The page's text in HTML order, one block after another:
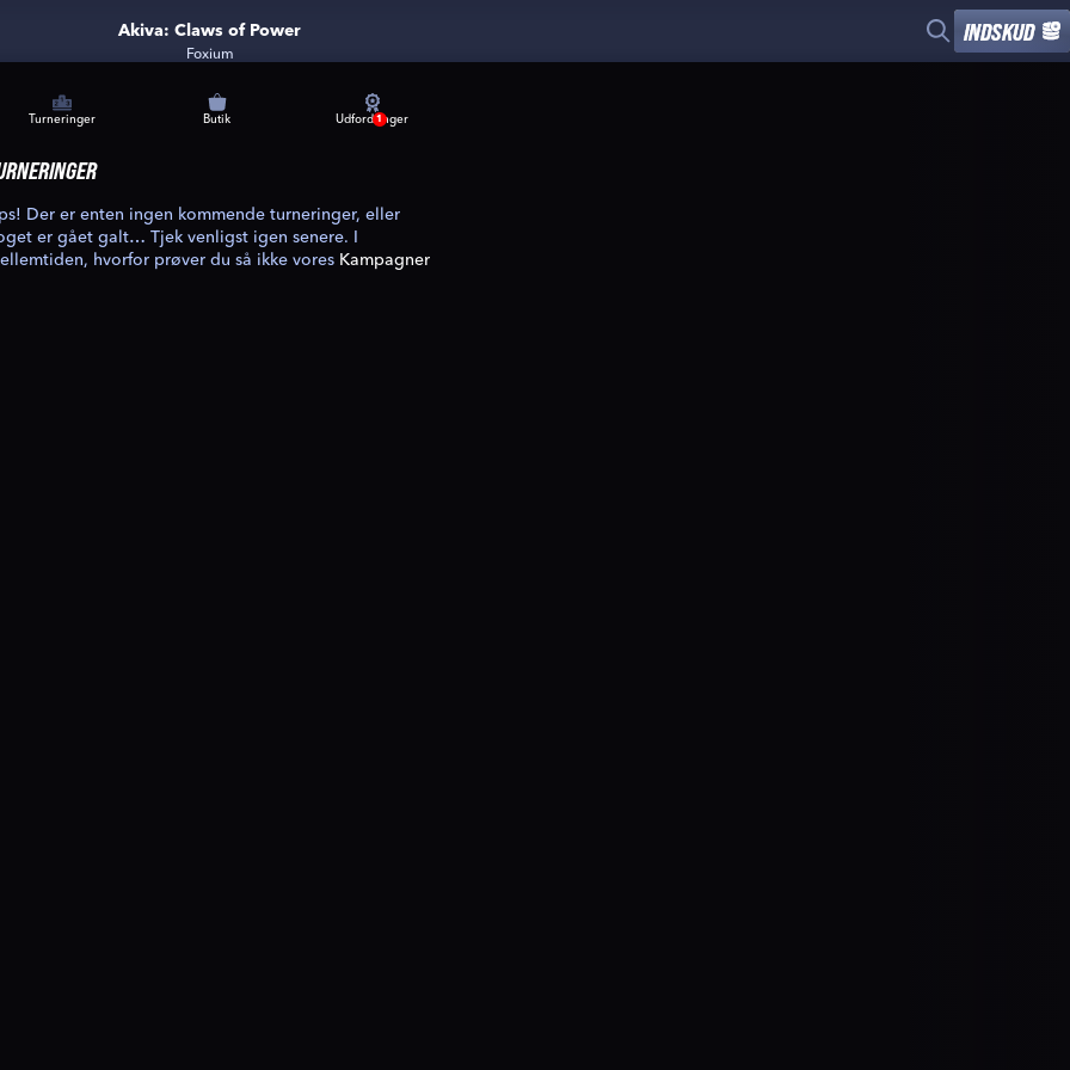
Akiva: Claws of Power
Foxium
INDSKUD
Turneringer Butik 1
Udfordringer
Der er enten ingen kommende turneringer, eller
er gået galt… Tjek venligst igen senere. I
hvorfor prøver du så ikke vores Kampagner